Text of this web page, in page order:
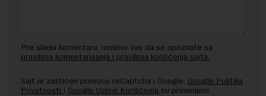
Pre slanja komentara, molimo vas da se upoznate sa
pravilima komentarisanja i pravilima korišćenja sajta.
Sajt je zaštićen pomocu reCaptcha i Google. Google Politika
Privatnosti i Google Uslovi Korišćenja su primenjeni.